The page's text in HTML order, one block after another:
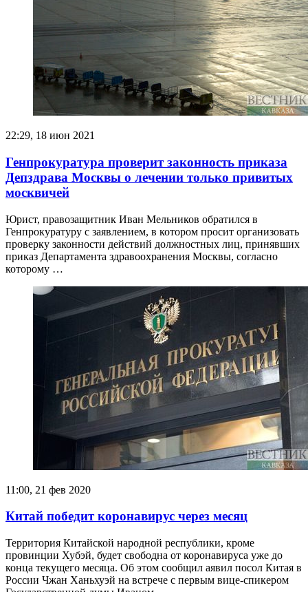
22:29, 18 июн 2021
Генпрокуратура проверит законность приказа
Депздрава Москвы о лечении только привитых
москвичей
Юрист, правозащитник Иван Мельников обратился в
Генпрокуратуру с заявлением, в котором просит организовать
проверку законности действий должностных лиц, принявших
приказ Департамента здравоохранения Москвы, согласно
которому …
11:00, 21 фев 2020
Китай победит коронавирус через месяц
Территория Китайской народной республики, кроме
провинции Хубэй, будет свободна от коронавируса уже до
конца текущего месяца. Об этом сообщил аявил посол Китая в
России Чжан Ханьхуэй на встрече с первым вице-спикером